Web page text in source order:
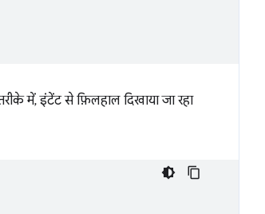
में, इंटेंट से फ़िलहाल दिखाया जा रहा